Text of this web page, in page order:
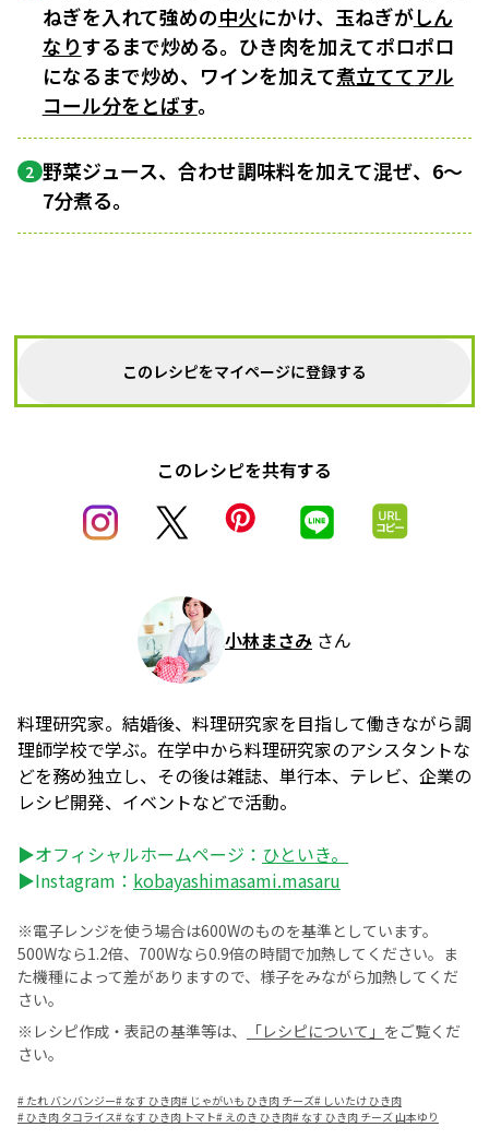
ねぎを入れて強めの中火にかけ、玉ねぎがしん
なりするまで炒める。ひき肉を加えてポロポロ
になるまで炒め、ワインを加えて煮立ててアル
コール分をとばす。
2 野菜ジュース、合わせ調味料を加えて混ぜ、6〜
7分煮る。
このレシピをマイページに登録する
このレシピを共有する
小林まさみ さん
料理研究家。結婚後、料理研究家を目指して働きながら調
理師学校で学ぶ。在学中から料理研究家のアシスタントな
どを務め独立し、その後は雑誌、単行本、テレビ、企業の
レシピ開発、イベントなどで活動。
▶オフィシャルホームページ： ひといき。
▶Instagram： kobayashimasami.masaru
※電子レンジを使う場合は600Wのものを基準としています。
500Wなら1.2倍、700Wなら0.9倍の時間で加熱してください。ま
た機種によって差がありますので、様子をみながら加熱してくだ
さい。
※レシピ作成・表記の基準等は、
「レシピについて」 をご覧くだ
さい。
# たれ バンバンジー# なす ひき肉# じゃがいも ひき肉 チーズ# しいたけ ひき肉
# ひき肉 タコライス# なす ひき肉 トマト# えのき ひき肉# なす ひき肉 チーズ 山本ゆり